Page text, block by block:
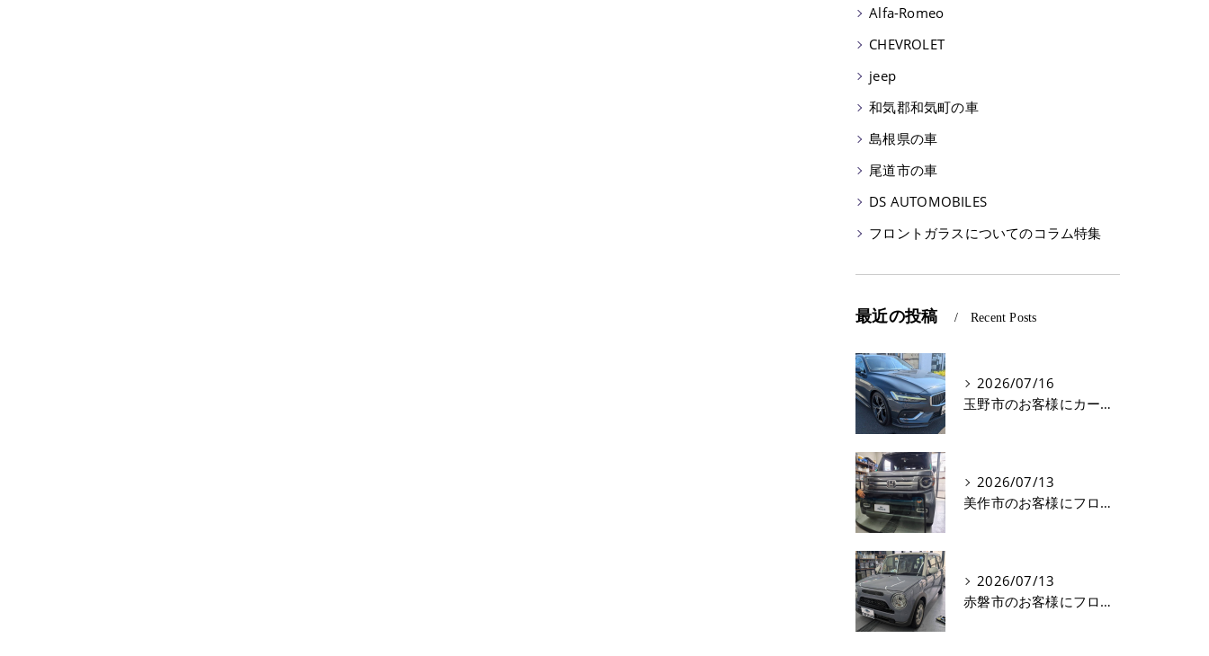
Alfa-Romeo
CHEVROLET
jeep
和気郡和気町の車
島根県の車
尾道市の車
DS AUTOMOBILES
フロントガラスについてのコラム特集
最近の投稿 Recent Posts
2026/07/16
玉野市のお客様にカーフィルム(遮熱フィルム) V60【nexus株式会社】
2026/07/13
美作市のお客様にフロントガラス交換 N-VAN【nexus株式会社】
2026/07/13
赤磐市のお客様にフロントガラス飛び石修理 ラパン【nexus株式会社】